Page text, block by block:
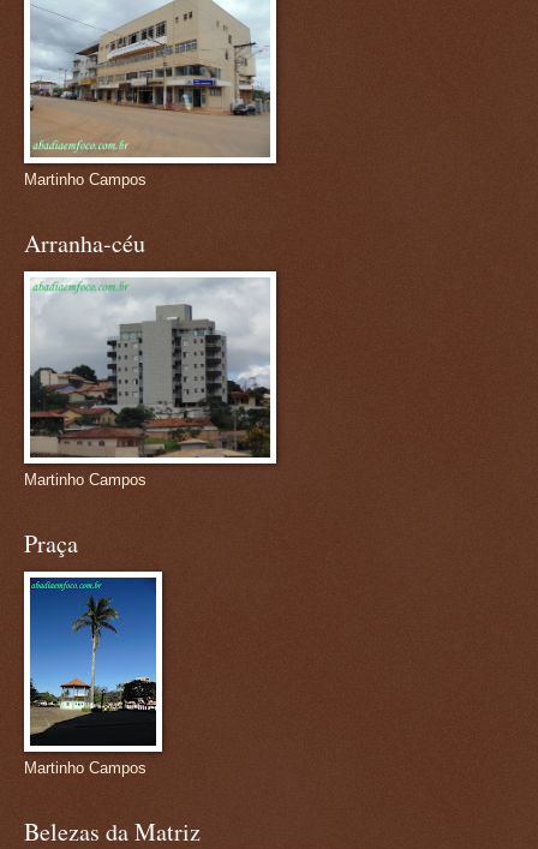
Martinho Campos
Arranha-céu
Martinho Campos
Praça
Martinho Campos
Belezas da Matriz